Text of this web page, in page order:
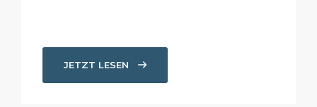
JETZT LESEN